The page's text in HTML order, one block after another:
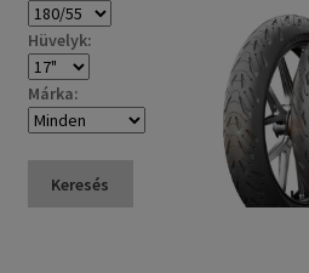
Hüvelyk:
Márka:
Keresés